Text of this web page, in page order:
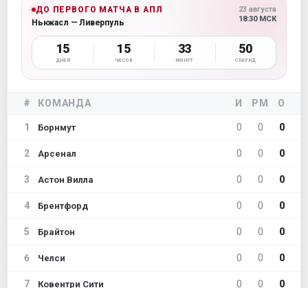
ДО ПЕРВОГО МАТЧА В АПЛ
Ньюкасл — Ливерпуль
23 августа
18:30 МСК
15
ДНЕЙ
15
ЧАСОВ
33
МИНУТ
49
СЕКУНД
# КОМАНДА И РМ О
1 Борнмут 0 0 0
2 Арсенал 0 0 0
3 Астон Вилла 0 0 0
4 Брентфорд 0 0 0
5 Брайтон 0 0 0
6 Челси 0 0 0
7 Ковентри Сити 0 0 0